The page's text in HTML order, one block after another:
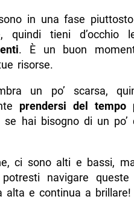
in una fase piuttosto
quindi tieni
. È un buon
risorse.
un po’ scarsa,
prendersi del
hai bisogno di un
ci sono alti e bassi,
navigare
alta e continua a brillare!